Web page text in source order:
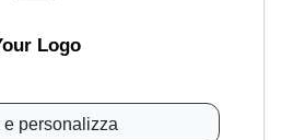
Logo
e personalizza